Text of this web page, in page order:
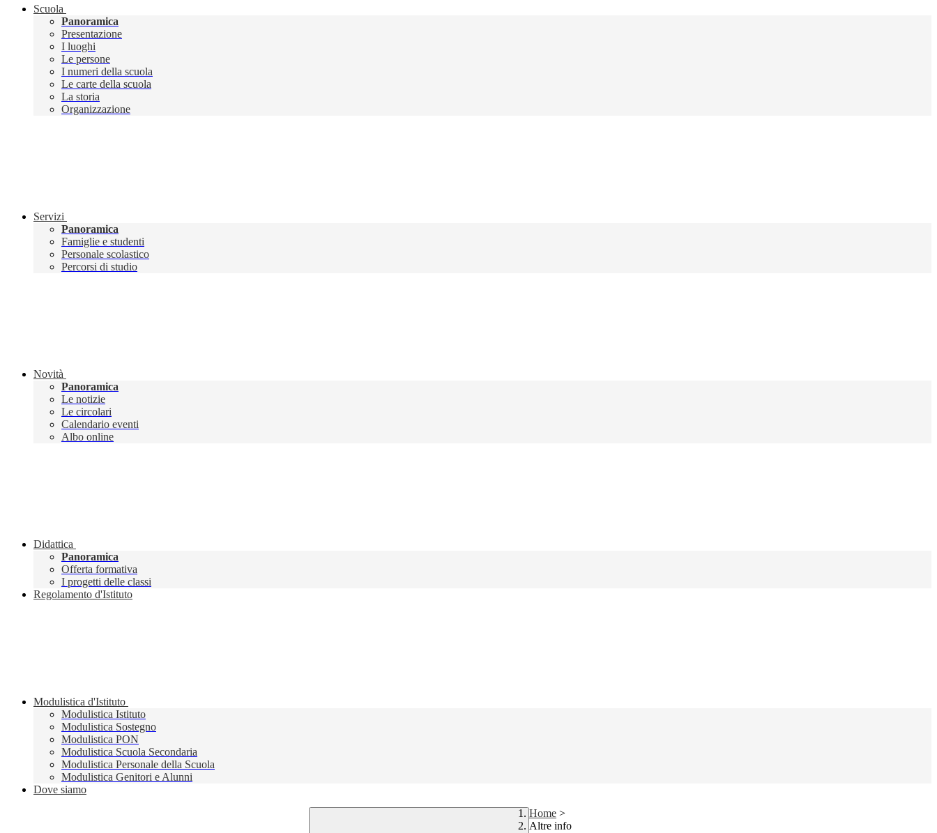
Scuola
Panoramica
Presentazione
I luoghi
Le persone
I numeri della scuola
Le carte della scuola
La storia
Organizzazione
Servizi
Panoramica
Famiglie e studenti
Personale scolastico
Percorsi di studio
Novità
Panoramica
Le notizie
Le circolari
Calendario eventi
Albo online
Didattica
Panoramica
Offerta formativa
I progetti delle classi
Regolamento d'Istituto
Modulistica d'Istituto
Modulistica Istituto
Modulistica Sostegno
Modulistica PON
Modulistica Scuola Secondaria
Modulistica Personale della Scuola
Modulistica Genitori e Alunni
Dove siamo
Home >
Altre info